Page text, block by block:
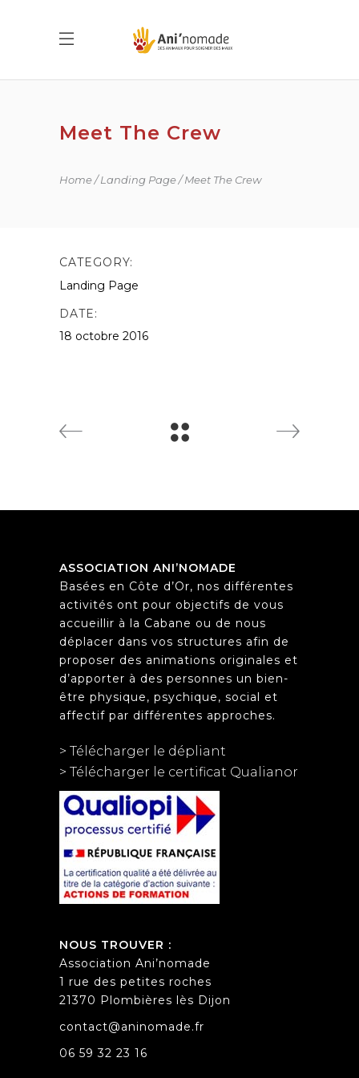
Meet The Crew
Home Landing Page Meet The Crew
CATEGORY:
Landing Page
DATE:
18 octobre 2016
ASSOCIATION ANI’NOMADE
Basées en Côte d’Or, nos différentes
activités ont pour objectifs de vous
accueillir à la Cabane ou de nous
déplacer dans vos structures afin de
proposer des animations originales et
d’apporter à des personnes un bien-
être physique, psychique, social et
affectif par différentes approches.
> Télécharger le dépliant
> Télécharger le certificat Qualianor
NOUS TROUVER :
Association Ani’nomade
1 rue des petites roches
21370 Plombières lès Dijon
contact@aninomade.fr
06 59 32 23 16